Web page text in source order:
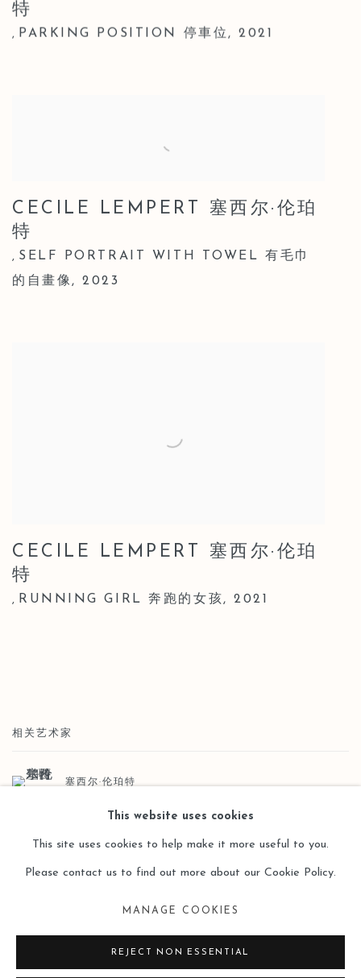
特
, PARKING POSITION 停車位,2021
CECILE LEMPERT 塞西尔·伦珀
特
, SELF PORTRAIT WITH TOWEL 有毛巾
的自畫像 ,2023
CECILE LEMPERT 塞西尔·伦珀
特
, RUNNING GIRL 奔跑的女孩 ,2021
相关艺术家
塞西尔·伦珀特
This website uses cookies
This site uses cookies to help make it more useful to you.
Please contact us to find out more about our Cookie Policy.
MANAGE COOKIES
REJECT NON ESSENTIAL